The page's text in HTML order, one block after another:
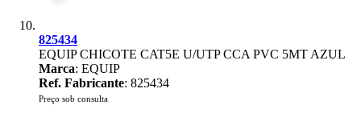
825434
EQUIP CHICOTE CAT5E U/UTP CCA PVC 5MT AZUL
Marca: EQUIP
Ref. Fabricante: 825434
Preço sob consulta